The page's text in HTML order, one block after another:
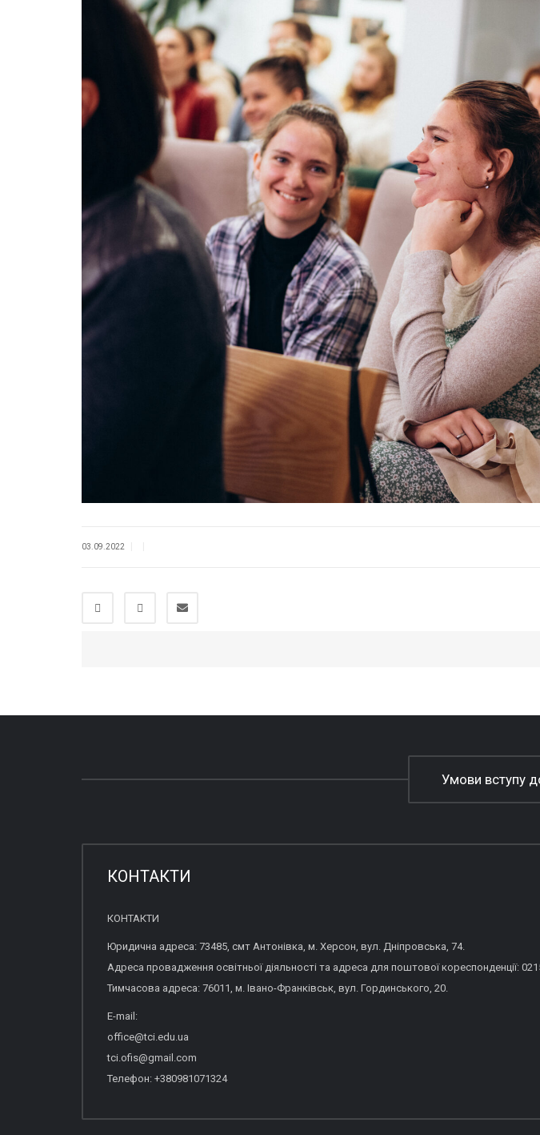
03.09.2022
Умови вступу
КОНТАКТИ
КОНТАКТИ
Юридична адреса: 73485, смт Антонівка, м. Херсон, вул. Дніпровська, 74.
Адреса провадження освітньої діяльності та адреса для поштової кореспонденції:
Тимчасова адреса: 76011, м. Івано-Франківськ, вул. Гординського, 20.
E-mail:
office@tci.edu.ua
tci.ofis@gmail.com
Телефон: +380981071324